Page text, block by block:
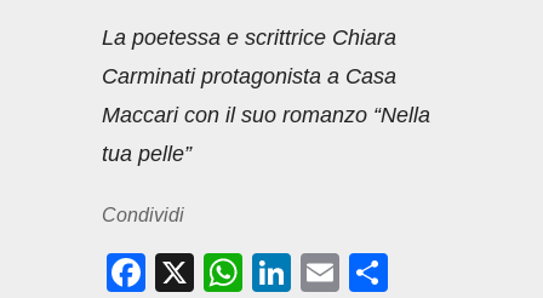
La poetessa e scrittrice Chiara
Carminati protagonista a Casa
Maccari con il suo romanzo “Nella
tua pelle”
Condividi
F
X
W
Li
E